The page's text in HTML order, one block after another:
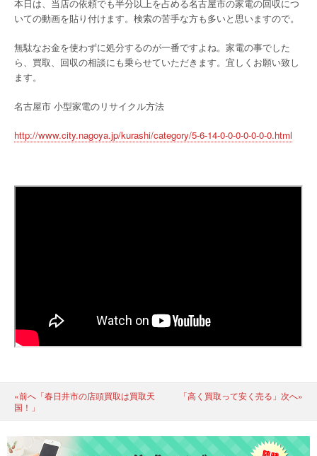
本日は、当店の依頼でも半分以上を占める名古屋市の家電の回収につ
いての動画を貼り付けます。検索の苦手な方も多いと思いますので。
無駄なお金を使わずに処分するのが一番ですよね。家電の事でした
ら、買取、回収の相談にも乗らせていただきます。宜しくお願い致し
ます。
名古屋市 小型家電のリサイクル方法
http://www.city.nagoya.jp/kurashi/category/5-6-14-0-0-0-0-0-0-0.html
«前へ「春日井市の店頭買取は買取天
国！」
「高く買取って安く売る」次へ»